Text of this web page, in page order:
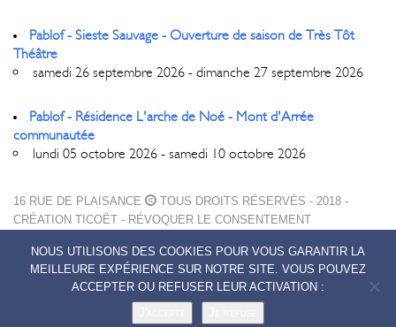
Pablof - Sieste Sauvage - Ouverture de saison de Très Tôt
Théâtre
samedi 26 septembre 2026 - dimanche 27 septembre 2026
Pablof - Résidence L'arche de Noé - Mont d'Arrée
communautée
lundi 05 octobre 2026 - samedi 10 octobre 2026
16 RUE DE PLAISANCE
TOUS DROITS RÉSERVÉS - 2018 -
CRÉATION TICOËT - RÉVOQUER LE CONSENTEMENT
MENTIONS LÉGALES
POLITIQUE DE CONFIDENTIALITÉ
NOUS UTILISONS DES COOKIES POUR VOUS GARANTIR LA
MEILLEURE EXPÉRIENCE SUR NOTRE SITE. VOUS POUVEZ
ACCEPTER OU REFUSER LEUR ACTIVATION :